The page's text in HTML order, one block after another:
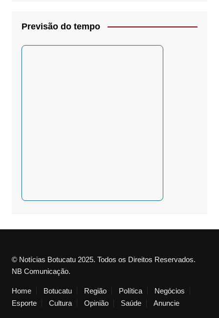
Previsão do tempo
© Notícias Botucatu 2025. Todos os Direitos Reservados.
NB Comunicação.
Home Botucatu Região Política
Negócios
Esporte
Cultura Opinião Saúde Anuncie